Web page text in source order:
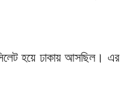
হয়ে ঢাকায় আসছিল। এর